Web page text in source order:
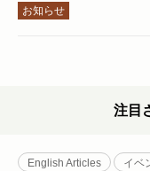
お知らせ
注目
English Articles イベ